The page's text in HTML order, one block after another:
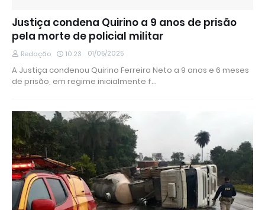
Justiça condena Quirino a 9 anos de prisão
pela morte de policial militar
Redação 10:23 01/05/2025
A Justiça condenou Quirino Ferreira Neto a 9 anos e 6 meses
de prisão, em regime inicialmente f…